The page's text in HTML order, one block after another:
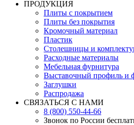
ПРОДУКЦИЯ
Плиты с покрытием
Плиты без покрытия
Кромочный материал
Пластик
Столешницы и
Расходные материалы
Мебельная фурнитура
Выставочный профиль и
Заглушки
Распродажа
СВЯЗАТЬСЯ С НАМИ
8 (800) 550-44-66
Звонок по России